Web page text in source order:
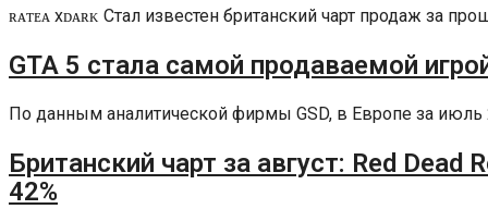
ʀᴀᴛᴇᴀ xᴅᴀʀᴋ Стал известен британский чарт продаж за
GTA 5 стала самой продаваемой
По данным аналитической фирмы GSD, в Европе за июль
Британский чарт за август: Red
42%